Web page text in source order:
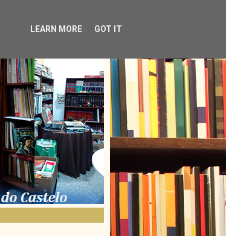
LEARN MORE GOT IT